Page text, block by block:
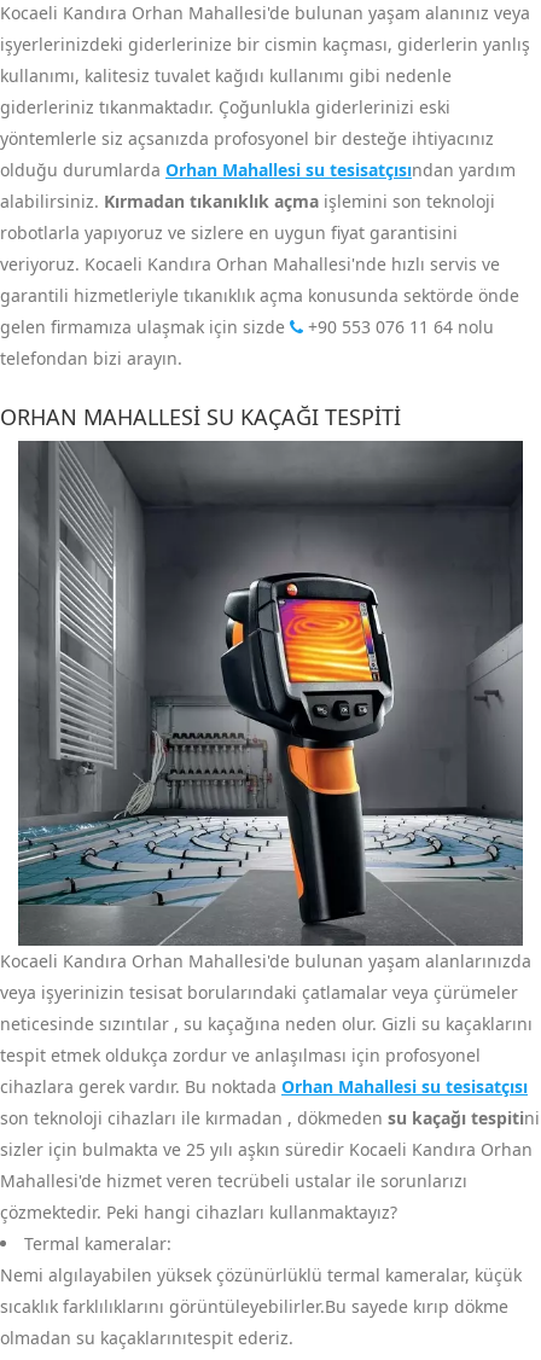
Kocaeli Kandıra Orhan Mahallesi'de bulunan yaşam alanınız veya
işyerlerinizdeki giderlerinize bir cismin kaçması, giderlerin yanlış
kullanımı, kalitesiz tuvalet kağıdı kullanımı gibi nedenle
giderleriniz tıkanmaktadır. Çoğunlukla giderlerinizi eski
yöntemlerle siz açsanızda profosyonel bir desteğe ihtiyacınız
olduğu durumlarda Orhan Mahallesi su tesisatçısından yardım
alabilirsiniz. Kırmadan tıkanıklık açma işlemini son teknoloji
robotlarla yapıyoruz ve sizlere en uygun fiyat garantisini
veriyoruz. Kocaeli Kandıra Orhan Mahallesi'nde hızlı servis ve
garantili hizmetleriyle tıkanıklık açma konusunda sektörde önde
gelen firmamıza ulaşmak için sizde
+90 553 076 11 64 nolu
telefondan bizi arayın.
ORHAN MAHALLESI SU KAÇAĞI TESPITI
Kocaeli Kandıra Orhan Mahallesi'de bulunan yaşam alanlarınızda
veya işyerinizin tesisat borularındaki çatlamalar veya çürümeler
neticesinde sızıntılar , su kaçağına neden olur. Gizli su kaçaklarını
tespit etmek oldukça zordur ve anlaşılması için profosyonel
cihazlara gerek vardır. Bu noktada Orhan Mahallesi su tesisatçısı
son teknoloji cihazları ile kırmadan , dökmeden su kaçağı tespitini
sizler için bulmakta ve 25 yılı aşkın süredir Kocaeli Kandıra Orhan
Mahallesi'de hizmet veren tecrübeli ustalar ile sorunlarızı
çözmektedir. Peki hangi cihazları kullanmaktayız?
Termal kameralar:
Nemi algılayabilen yüksek çözünürlüklü termal kameralar, küçük
sıcaklık farklılıklarını görüntüleyebilirler.Bu sayede kırıp dökme
olmadan su kaçaklarınıtespit ederiz.